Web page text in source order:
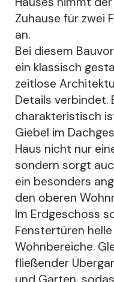
Zuhause für zwei
an.
Bei diesem
ein klassisch
zeitlose
Details verbindet.
charakteristisch
Giebel im
Haus nicht nur
sondern sorgt
ein besonders
den oberen
Im Erdgeschoss
Fenstertüren
Wohnbereiche.
fließender